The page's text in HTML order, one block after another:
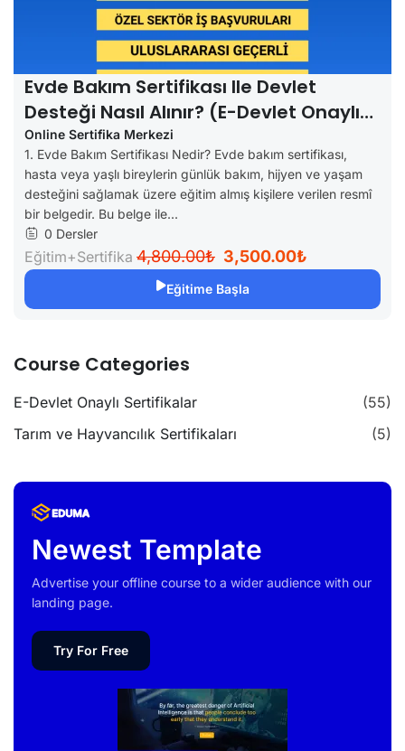
Evde Bakım Sertifikası Ile Devlet
Desteği Nasıl Alınır? (e-Devlet Onaylı
Rehber)
Online Sertifika Merkezi
1. Evde Bakım Sertifikası Nedir? Evde bakım sertifikası,
hasta veya yaşlı bireylerin günlük bakım, hijyen ve yaşam
desteğini sağlamak üzere eğitim almış kişilere verilen resmî
bir belgedir. Bu belge ile...
0 Dersler
Eğitim+Sertifika 4,800.00₺ 3,500.00₺
Eğitime Başla
Course Categories
E-Devlet Onaylı Sertifikalar
(55)
Tarım ve Hayvancılık Sertifikaları
(5)
Newest Template
Advertise your offline course to a wider audience with our
landing page.
Try For Free